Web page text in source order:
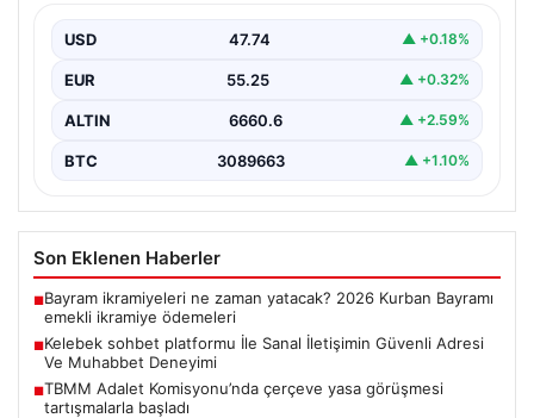
Sanal dünyasında bireylerin güvenli bir biçimde iletişim
çeşitli…
USD 47.74 ▲ +0.18%
EUR 55.25 ▲ +0.32%
ALTIN 6660.6 ▲ +2.59%
BTC 3089663 ▲ +1.10%
Son Eklenen Haberler
■Bayram ikramiyeleri ne zaman yatacak? 2026 Kurban Bayramı
emekli ikramiye ödemeleri
■Kelebek sohbet platformu İle Sanal İletişimin Güvenli Adresi
Ve Muhabbet Deneyimi
■TBMM Adalet Komisyonu’nda çerçeve yasa görüşmesi
tartışmalarla başladı